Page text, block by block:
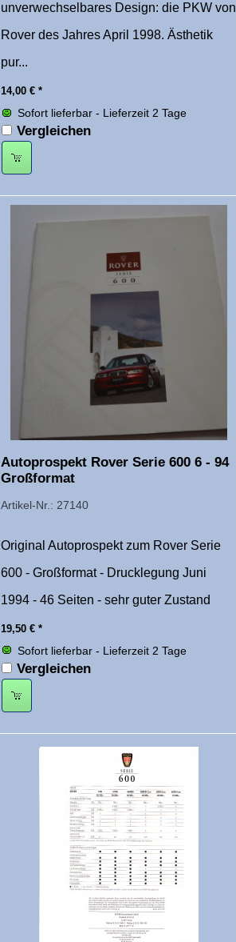
unverwechselbares Design: die PKW von
Rover des Jahres April 1998. Ästhetik
pur...
14,00 € *
Sofort lieferbar - Lieferzeit 2 Tage
Vergleichen
Autoprospekt Rover Serie 600 6 - 94
Großformat
Artikel-Nr.: 27140
Original Autoprospekt zum Rover Serie
600 - Großformat - Drucklegung Juni
1994 - 46 Seiten - sehr guter Zustand
19,50 € *
Sofort lieferbar - Lieferzeit 2 Tage
Vergleichen